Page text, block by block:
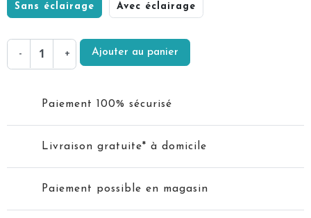
Sans éclairage Avec éclairage
- + Ajouter au panier
Paiement 100% sécurisé
Livraison gratuite* à domicile
Paiement possible en magasin